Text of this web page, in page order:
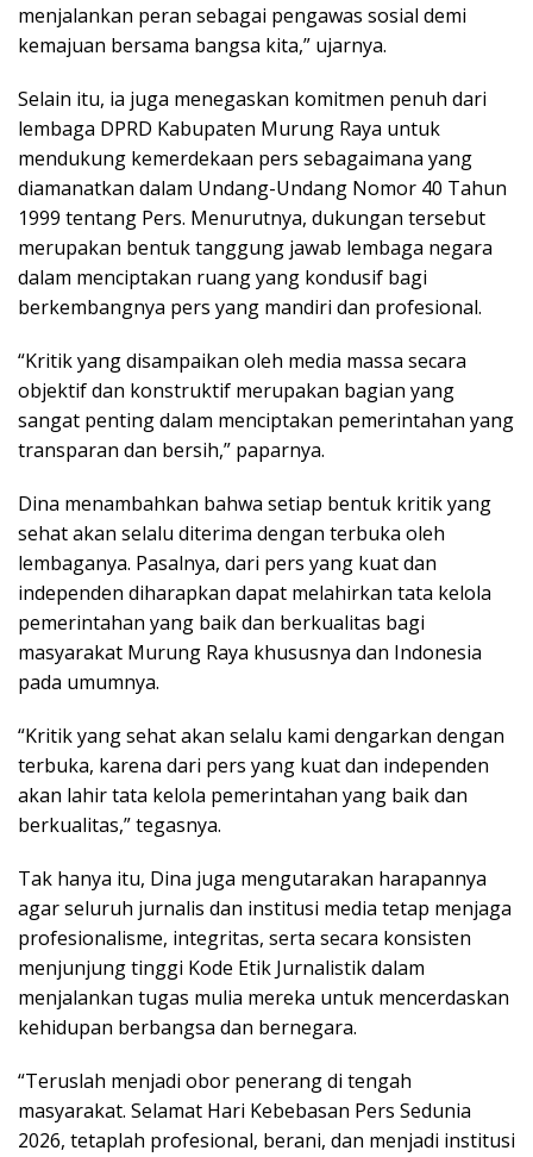
menjalankan peran sebagai pengawas sosial demi
kemajuan bersama bangsa kita,” ujarnya.
Selain itu, ia juga menegaskan komitmen penuh dari
lembaga DPRD Kabupaten Murung Raya untuk
mendukung kemerdekaan pers sebagaimana yang
diamanatkan dalam Undang-Undang Nomor 40 Tahun
1999 tentang Pers. Menurutnya, dukungan tersebut
merupakan bentuk tanggung jawab lembaga negara
dalam menciptakan ruang yang kondusif bagi
berkembangnya pers yang mandiri dan profesional.
“Kritik yang disampaikan oleh media massa secara
objektif dan konstruktif merupakan bagian yang
sangat penting dalam menciptakan pemerintahan yang
transparan dan bersih,” paparnya.
Dina menambahkan bahwa setiap bentuk kritik yang
sehat akan selalu diterima dengan terbuka oleh
lembaganya. Pasalnya, dari pers yang kuat dan
independen diharapkan dapat melahirkan tata kelola
pemerintahan yang baik dan berkualitas bagi
masyarakat Murung Raya khususnya dan Indonesia
pada umumnya.
“Kritik yang sehat akan selalu kami dengarkan dengan
terbuka, karena dari pers yang kuat dan independen
akan lahir tata kelola pemerintahan yang baik dan
berkualitas,” tegasnya.
Tak hanya itu, Dina juga mengutarakan harapannya
agar seluruh jurnalis dan institusi media tetap menjaga
profesionalisme, integritas, serta secara konsisten
menjunjung tinggi Kode Etik Jurnalistik dalam
menjalankan tugas mulia mereka untuk mencerdaskan
kehidupan berbangsa dan bernegara.
“Teruslah menjadi obor penerang di tengah
masyarakat. Selamat Hari Kebebasan Pers Sedunia
2026, tetaplah profesional, berani, dan menjadi institusi